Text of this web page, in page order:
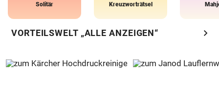
Solitär Kreuzworträtsel
VORTEILSWELT „ALLE ANZEIGEN“ chevron_right